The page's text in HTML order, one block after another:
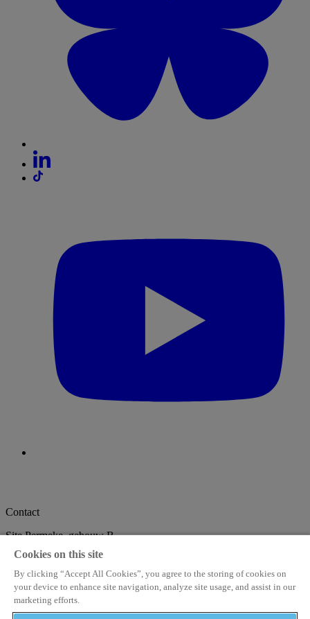
Contact
Site Permeke, gebouw B
De Coninckplein 26
2060 Antwerpen
info@stampmedia.be +32 3 294 68 38
StampMedia
Cookies on this site
By clicking “Accept All Cookies”, you agree to the storing of cookies on
your device to enhance site navigation, analyze site usage, and assist in our
marketing efforts.